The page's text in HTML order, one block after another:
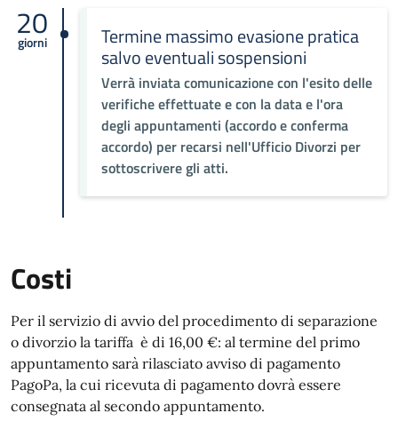
20
giorni Termine massimo evasione pratica
salvo eventuali sospensioni
Verrà inviata comunicazione con l'esito delle
verifiche effettuate e con la data e l'ora
degli appuntamenti (accordo e conferma
accordo) per recarsi nell'Ufficio Divorzi per
sottoscrivere gli atti.
Costi
Per il servizio di avvio del procedimento di separazione
o divorzio la tariffa è di 16,00 €: al termine del primo
appuntamento sarà rilasciato avviso di pagamento
PagoPa, la cui ricevuta di pagamento dovrà essere
consegnata al secondo appuntamento.